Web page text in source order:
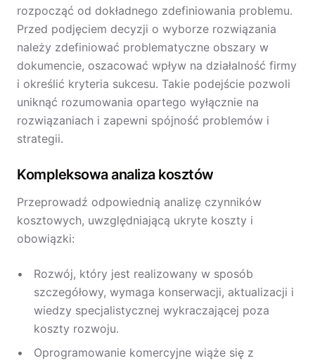
rozpocząć od dokładnego zdefiniowania problemu.
Przed podjęciem decyzji o wyborze rozwiązania
należy zdefiniować problematyczne obszary w
dokumencie, oszacować wpływ na działalność firmy
i określić kryteria sukcesu. Takie podejście pozwoli
uniknąć rozumowania opartego wyłącznie na
rozwiązaniach i zapewni spójność problemów i
strategii.
Kompleksowa analiza kosztów
Przeprowadź odpowiednią analizę czynników
kosztowych, uwzględniającą ukryte koszty i
obowiązki:
Rozwój, który jest realizowany w sposób
szczegółowy, wymaga konserwacji, aktualizacji i
wiedzy specjalistycznej wykraczającej poza
koszty rozwoju.
Oprogramowanie komercyjne wiąże się z